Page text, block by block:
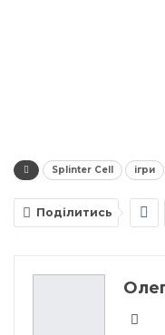
Splinter Cell ігри
Поділитись